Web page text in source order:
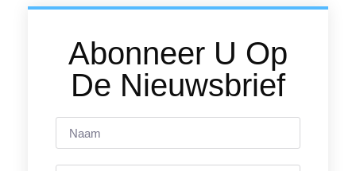
Abonneer U Op
De Nieuwsbrief